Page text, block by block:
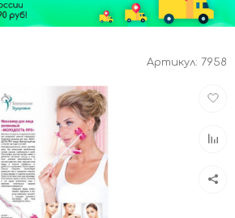
Артикул: 7958